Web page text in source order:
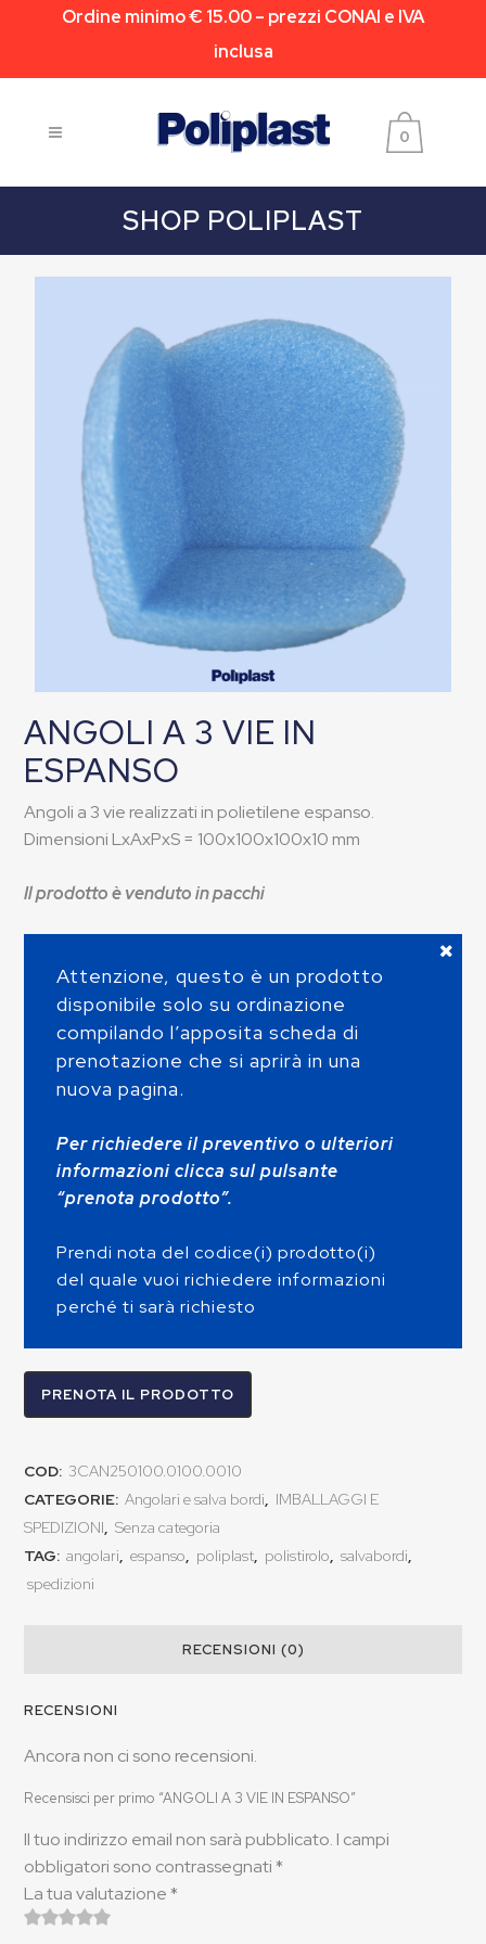
Ordine minimo € 15.00 – prezzi CONAI e IVA
inclusa
0
SHOP POLIPLAST
ANGOLI A 3 VIE IN
ESPANSO
Angoli a 3 vie realizzati in polietilene espanso.
Dimensioni LxAxPxS = 100x100x100x10 mm
Il prodotto è venduto in pacchi
Attenzione, questo è un prodotto
disponibile solo su ordinazione
compilando l’apposita scheda di
prenotazione che si aprirà in una
nuova pagina.
Per richiedere il preventivo o ulteriori
informazioni clicca sul pulsante
“prenota prodotto”.
Prendi nota del codice(i) prodotto(i)
del quale vuoi richiedere informazioni
perché ti sarà richiesto
PRENOTA IL PRODOTTO
COD: 3CAN250100.0100.0010
CATEGORIE: Angolari e salva bordi, IMBALLAGGI E
SPEDIZIONI, Senza categoria
TAG: angolari, espanso, poliplast, polistirolo, salvabordi,
spedizioni
RECENSIONI (0)
RECENSIONI
Ancora non ci sono recensioni.
Recensisci per primo “ANGOLI A 3 VIE IN ESPANSO”
Il tuo indirizzo email non sarà pubblicato. I campi
obbligatori sono contrassegnati*
La tua valutazione*